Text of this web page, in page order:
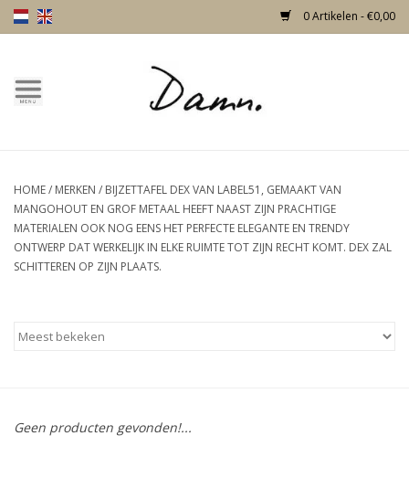
0 Artikelen - €0,00
Home
Nieuw!
Skulls
Meubels
HOME/ MERKEN / BIJZETTAFEL DEX VAN LABEL51, GEMAAKT VAN
MANGOHOUT EN GROF METAAL HEEFT NAAST ZIJN PRACHTIGE
MATERIALEN OOK NOG EENS HET PERFECTE ELEGANTE EN TRENDY
ONTWERP DAT WERKELIJK IN ELKE RUIMTE TOT ZIJN RECHT KOMT. DEX ZAL
SCHITTEREN OP ZIJN PLAATS.
Geen producten gevonden!...